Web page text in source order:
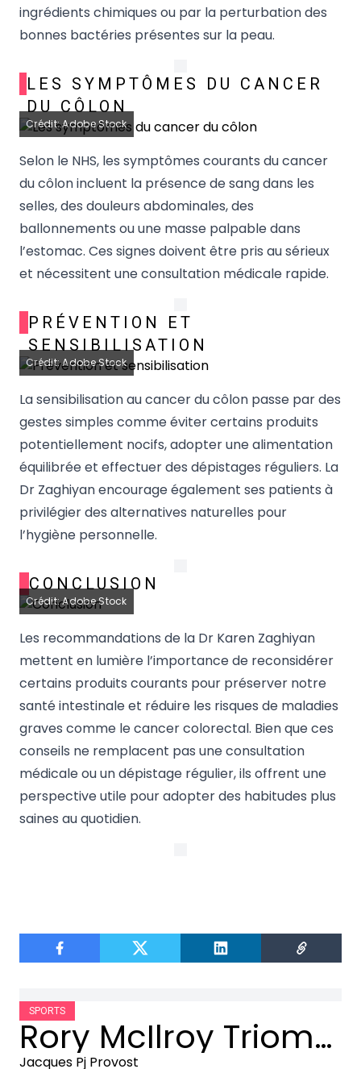
ingrédients chimiques ou par la perturbation des
bonnes bactéries présentes sur la peau.
LES SYMPTÔMES DU CANCER
DU CÔLON
Crédit: Adobe Stock
Selon le NHS, les symptômes courants du cancer
du côlon incluent la présence de sang dans les
selles, des douleurs abdominales, des
ballonnements ou une masse palpable dans
l’estomac. Ces signes doivent être pris au sérieux
et nécessitent une consultation médicale rapide.
PRÉVENTION ET
SENSIBILISATION
Crédit: Adobe Stock
La sensibilisation au cancer du côlon passe par des
gestes simples comme éviter certains produits
potentiellement nocifs, adopter une alimentation
équilibrée et effectuer des dépistages réguliers. La
Dr Zaghiyan encourage également ses patients à
privilégier des alternatives naturelles pour
l’hygiène personnelle.
CONCLUSION
Crédit: Adobe Stock
Les recommandations de la Dr Karen Zaghiyan
mettent en lumière l’importance de reconsidérer
certains produits courants pour préserver notre
santé intestinale et réduire les risques de maladies
graves comme le cancer colorectal. Bien que ces
conseils ne remplacent pas une consultation
médicale ou un dépistage régulier, ils offrent une
perspective utile pour adopter des habitudes plus
saines au quotidien.
SPORTS
Rory McIlroy Triomphe au Masters d’Augusta : Une Victoire Historique
Jacques Pj Provost